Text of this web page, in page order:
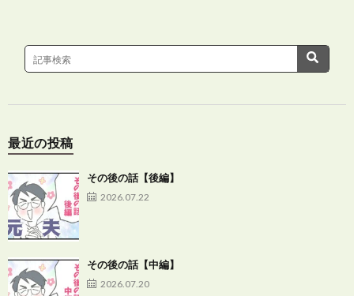
最近の投稿
その後の話【後編】
2026.07.22
その後の話【中編】
2026.07.20